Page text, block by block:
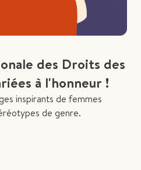
des Droits des
à l'honneur !
inspirants de femmes
de genre.